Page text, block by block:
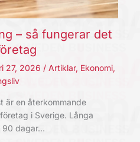
– så fungerar det
27, 2026 / Artiklar, Ekonomi,
är en återkommande
i Sverige. Långa
90 dagar…